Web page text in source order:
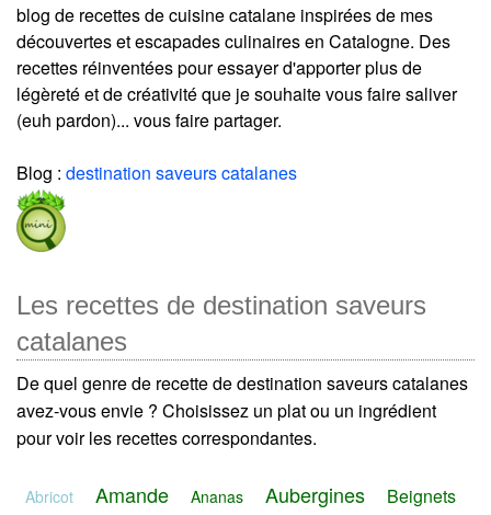
blog de recettes de cuisine catalane inspirées de mes
découvertes et escapades culinaires en Catalogne. Des
recettes réinventées pour essayer d'apporter plus de
légèreté et de créativité que je souhaite vous faire saliver
(euh pardon)... vous faire partager.
Blog : destination saveurs catalanes
Les recettes de destination saveurs
catalanes
De quel genre de recette de destination saveurs catalanes
avez-vous envie ? Choisissez un plat ou un ingrédient
pour voir les recettes correspondantes.
Abricot Amande Ananas Aubergines Beignets